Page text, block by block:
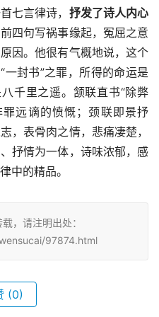
七言律诗， 抒发了诗人内心
前四句写祸事缘起，冤屈之意
因。他很有气概地说，这个
一封书”之罪，所得的命运是
千里之遥。颔联直书“除弊
远谪的愤慨；颈联即景抒
，表骨肉之情，悲痛凄楚，
抒情为一体，诗味浓郁，感
中的精品。
，请注明出处：
97874.html
(0)